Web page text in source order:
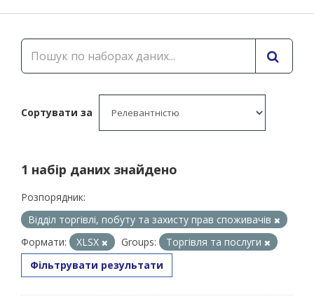
Сортувати за
1 набір даних знайдено
Розпорядник:
Відділ торгівлі, побуту та захисту прав споживачів
Формати:
XLSX Groups:
Торгівля та послуги
Фільтрувати результати